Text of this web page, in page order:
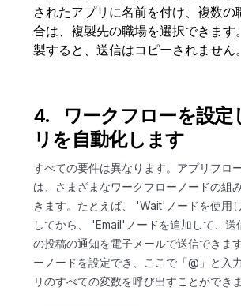
されたアプリに名前を付け、複数の
合は、複製先の職場を選択できます
製すると、送信はコピーされません。
4. ワークフローを設定
リを自動化します
すべての要件は異なります。アプリフロ
は、さまざまなワークフローノードの組
きます。たとえば、 'Wait'ノードを使用
してから、 'Email'ノードを追加して、送
の投稿の通知を電子メールで送信できま
ーノードを設定でき、ここで「@」と入
リのすべての変数を呼び出すことができま